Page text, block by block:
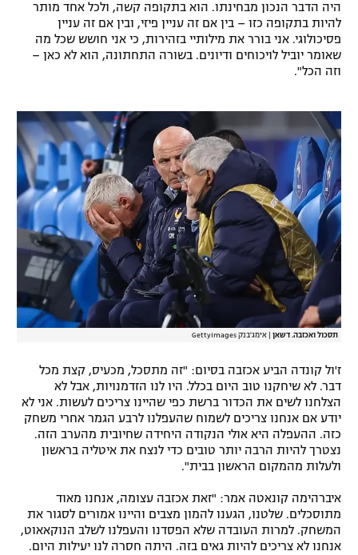
היה הדבר הנכון מבחינתו. הוא בתקופה קשה, ולכל אחד מותר
להיות בתקופה כזו – בין אם זה עניין פיזי, ובין אם זה עניין
פסיכולוגי. אני בורר את מילותיי בזהירות, כי אני חושש שכל מה
שאומר יוביל לויכוחים ודיונים. בשורה התחתונה, הוא לא כאן –
וזה הכל".
תסכול ואכזבה. דשאן אימג'בנק GettyImages
ז'ול קונדה הביע אכזבה בסיום: "זה מתסכל, מכעיס, קצת מכל
דבר. לא שיחקנו טוב היום בכלל. היו לנו הזדמנויות, אבל לא
הצלחנו לשים את הכדור ברשת כפי שהיינו צריכים לעשות. אני לא
יודע אם אנחנו צריכים לשמוח שהעפלנו לרבע הגמר אחרי משחק
כזה. ההעפלה היא אולי הנקודה היחידה שחיובית מהערב הזה.
נצטרך להיות הרבה יותר טובים כדי לנצח את איטליה בראשון
ולעלות מהמקום הראשון בבית".
איברהימה קונאטה אמר: "זאת אכזבה עצומה, אנחנו מאוד
מתוסכלים. שלטנו, הגענו להמון מצבים והיינו אמורים לסגור את
המשחק. למרות העובדה שלא הפסדנו והעפלנו לשלב הנוקאאוט,
אנחנו לא צריכים להיות גאים בזה. היתה חסרה לנו יעילות היום.